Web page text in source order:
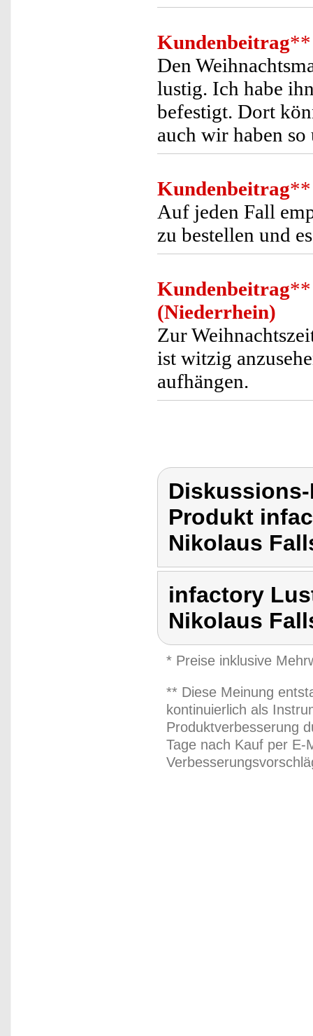
Kundenbeitrag**
Den
lustig. Ich habe
befestigt. Dort
auch wir haben so
Kundenbeitrag**
Auf jeden Fall
zu bestellen und
Kundenbeitrag**
(Niederrhein)
Zur
ist witzig
aufhängen.
Produkt
Nikolaus
infactory
Nikolaus
* Preise inklusive
** Diese Meinung
kontinuierlich als
Produktverbesserung
Tage nach Kauf per E-